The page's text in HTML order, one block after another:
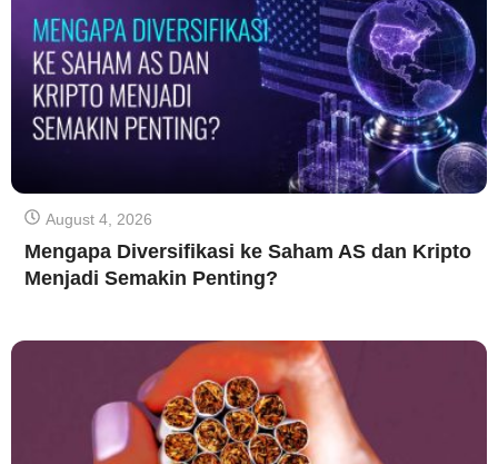
August 4, 2026
Mengapa Diversifikasi ke Saham AS dan Kripto
Menjadi Semakin Penting?